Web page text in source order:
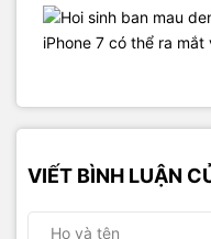
iPhone 7 có thể ra
VIẾT BÌNH LUẬN